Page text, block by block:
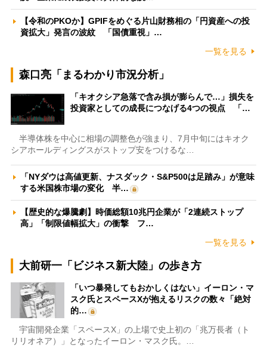
【令和のPKOか】GPIFをめぐる片山財務相の「円資産への投
資拡大」発言の波紋 「国債重視」…
一覧を見る
森口亮「まるわかり市況分析」
「キオクシア急落で含み損が膨らんで…」損失を
投資家としての成長につなげる4つの視点 「…
半導体株を中心に相場の調整色が強まり、7月中旬にはキオク
シアホールディングスがストップ安をつけるな…
「NYダウは高値更新、ナスダック・S&P500は足踏み」が意味
する米国株市場の変化 半…
【歴史的な爆騰劇】時価総額10兆円企業が「2連続ストップ
高」「制限値幅拡大」の衝撃 フ…
一覧を見る
大前研一「ビジネス新大陸」の歩き方
「いつ暴発してもおかしくはない」イーロン・マ
スク氏とスペースXが抱えるリスクの数々「絶対
的…
宇宙開発企業「スペースX」の上場で史上初の「兆万長者（ト
リリオネア）」となったイーロン・マスク氏。…